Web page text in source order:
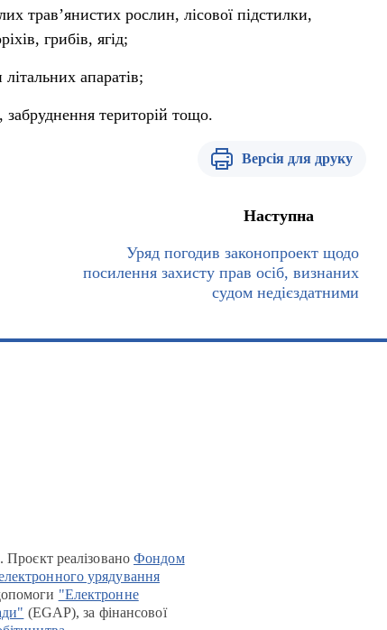
трав’янистих рослин, лісової підстилки,
грибів, ягід;
апаратів;
забруднення територій тощо.
Версія для друку
Наступна
Уряд погодив законопроект щодо
посилення захисту прав осіб, визнаних
судом недієздатними
Проєкт реалізованоФондом
урядування
"Електронне
(EGAP), за фінансової